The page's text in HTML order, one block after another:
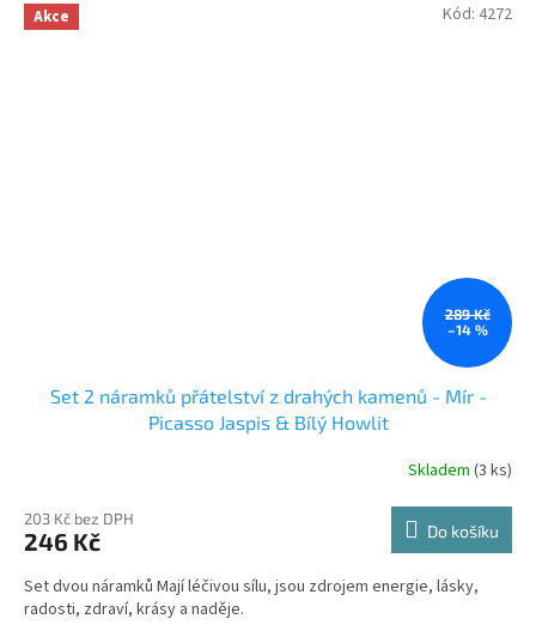
Akce
289 Kč
–14 %
Set 2 náramků přátelství z drahých kamenů - Mír -
Picasso Jaspis & Bílý Howlit
Skladem (3 ks)
203 Kč bez DPH
246 Kč Do košíku
Set dvou náramků Mají léčivou sílu, jsou zdrojem energie, lásky,
radosti, zdraví, krásy a naděje.
Kód: 4272